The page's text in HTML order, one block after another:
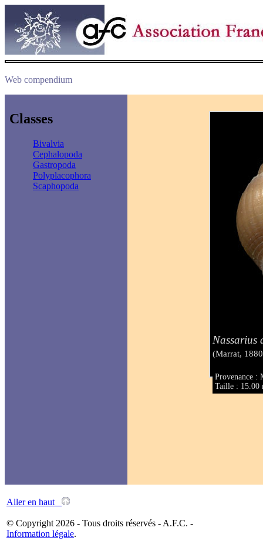
Web compendium
Classes
Bivalvia
Cephalopoda
Gastropoda
Polyplacophora
Scaphopoda
Nassarius
(Marrat,
Provenance :
Taille : 15.00
Aller en haut
© Copyright 2026 - Tous droits réservés - A.F.C. -
Information légale.